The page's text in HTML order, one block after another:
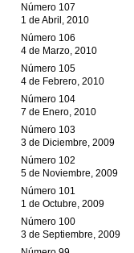
Número 107
1 de Abril, 2010
Número 106
4 de Marzo, 2010
Número 105
4 de Febrero, 2010
Número 104
7 de Enero, 2010
Número 103
3 de Diciembre, 2009
Número 102
5 de Noviembre, 2009
Número 101
1 de Octubre, 2009
Número 100
3 de Septiembre, 2009